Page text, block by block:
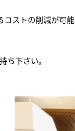
ストの削減が可
ち下さい｡